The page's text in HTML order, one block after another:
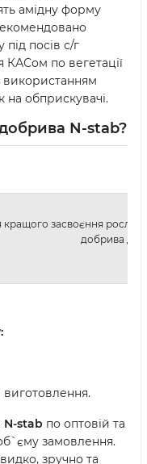
амідну форму
посів с/г
КАСом по вегетації
використанням
на обприскувачі.
N-stab?
кращого засвоєння
добрива до
N-stab по оптовій та
замовлення.
зручно та